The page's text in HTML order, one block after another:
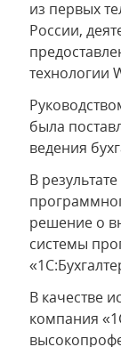
из первых
России,
технологии
была
ведения
В
решение о
системы
В качестве
компания